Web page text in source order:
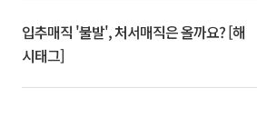
입추매직 '불발', 처서매직은 올까요? [해
시태그]